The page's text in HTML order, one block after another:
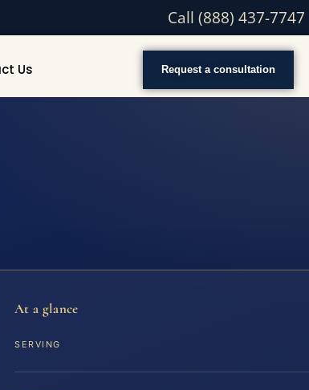
Call (888) 437-7747
Us Request a consultation
At a glance
SERVING